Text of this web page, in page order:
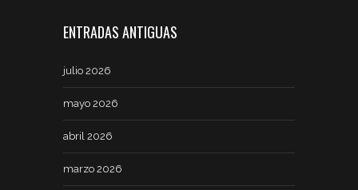
ENTRADAS ANTIGUAS
julio 2026
mayo 2026
abril 2026
marzo 2026